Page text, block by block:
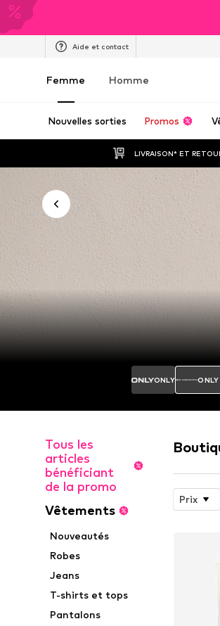
Aide et contact
Femme Homme
Nouvelles sorties Promos
LIVRAISON* ET
ONLY
Tous les
articles
bénéficiant
de la promo
Vêtements
Nouveautés
Robes
Jeans
T-shirts et tops
Pantalons
Prix